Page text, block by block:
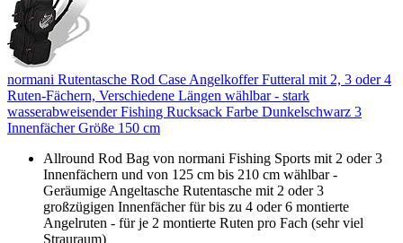
normani Rutentasche Rod Case Angelkoffer Futteral mit 2, 3 oder 4
Ruten-Fächern, Verschiedene Längen wählbar - stark
wasserabweisender Fishing Rucksack Farbe Dunkelschwarz 3
Innenfächer Größe 150 cm
Allround Rod Bag von normani Fishing Sports mit 2 oder 3
Innenfächern und von 125 cm bis 210 cm wählbar -
Geräumige Angeltasche Rutentasche mit 2 oder 3
großzügigen Innenfächer für bis zu 4 oder 6 montierte
Angelruten - für je 2 montierte Ruten pro Fach (sehr viel
Strauraum)